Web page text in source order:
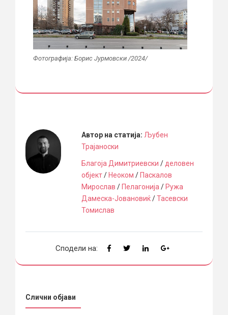
Фотографија: Борис Јурмовски /2024/
Автор на статија: Љубен
Трајаноски
Благоја Димитриевски /деловен
објект/ Неоком / Паскалов
Мирослав / Пелагонија/ Ружа
Дамеска-Јовановиќ/Тасевски
Томислав
Сподели на:
Слични објави